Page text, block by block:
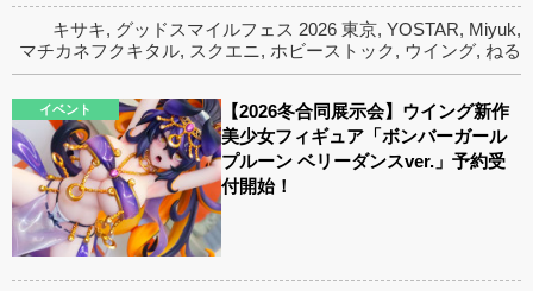
キサキ, グッドスマイルフェス 2026 東京, YOSTAR, Miyuk,
マチカネフクキタル, スクエニ, ホビーストック, ウイング, ねる
イベント
【2026冬合同展示会】ウイング新作
美少女フィギュア「ボンバーガール
プルーン ベリーダンスver.」予約受
付開始！